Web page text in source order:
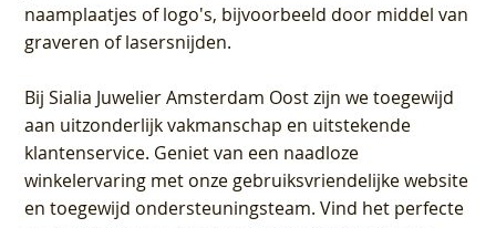
naamplaatjes of logo's, bijvoorbeeld door middel van
graveren of lasersnijden.
BijSialia Juwelier Amsterdam Oostzijn we toegewijd
aan uitzonderlijk vakmanschap en uitstekende
klantenservice. Geniet van een naadloze
winkelervaring met onze gebruiksvriendelijke website
en toegewijd ondersteuningsteam. Vind het perfecte